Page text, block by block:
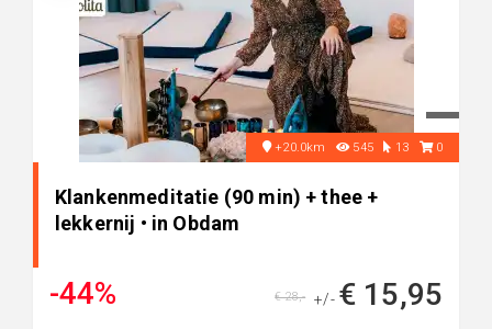
+20.0km 545 13 0
Klankenmeditatie (90 min) + thee +
lekkernij • in Obdam
-44% +/- € 15,95
€ 28,-